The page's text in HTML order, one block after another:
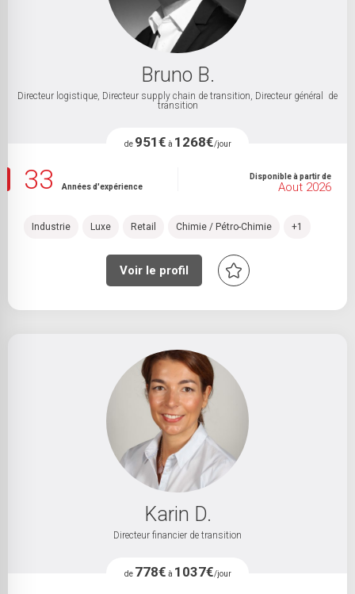
Bruno B.
Directeur logistique, Directeur supply chain de transition, Directeur général de
transition
de 951€ à 1268€/jour
33 Années d'expérience
Disponible à partir de
Aout 2026
Industrie Luxe Retail Chimie / Pétro-Chimie +1
Voir le profil
Karin D.
Directeur financier de transition
de 778€ à 1037€/jour